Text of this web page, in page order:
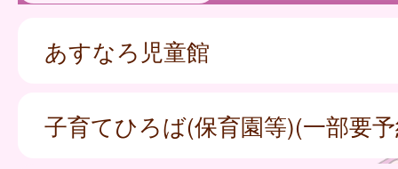
あすなろ児童館
子育てひろば(保育園等)(一部要